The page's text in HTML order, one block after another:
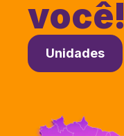
você!
Unidades